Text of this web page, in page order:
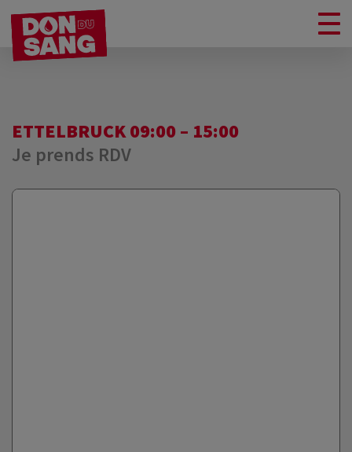
ETTELBRUCK 09:00 – 15:00
Je prends RDV